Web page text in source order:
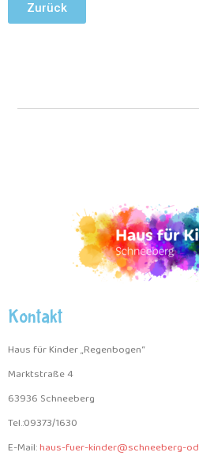
Zurück
Kontakt
Haus für Kinder „Regenbogen“
Marktstraße 4
63936 Schneeberg
Tel.:09373/1630
E-Mail:haus-fuer-kinder@schneeberg-